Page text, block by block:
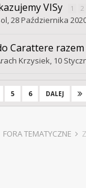
VISy 1 2
,28 Października
Carattere razem
Krzysiek, 10
5 6 DALEJ
FORA TEMATYCZNE